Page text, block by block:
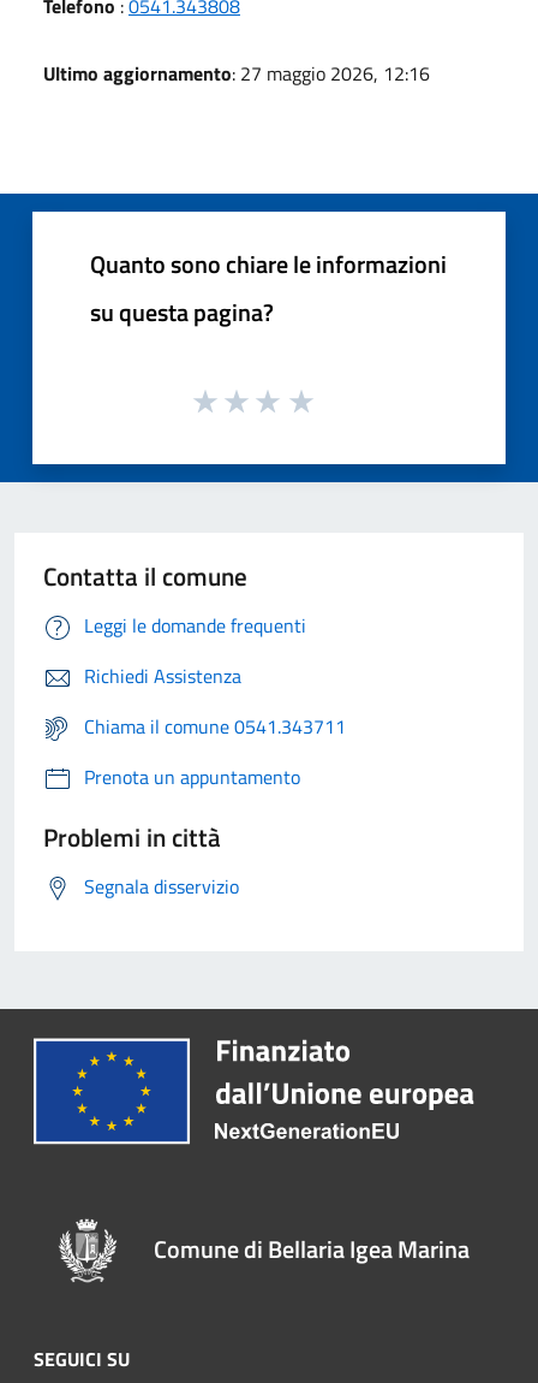
Ultimo aggiornamento: 27 maggio 2026, 12:16
Quanto sono chiare le informazioni
su questa pagina?
Contatta il comune
Leggi le domande frequenti
Richiedi Assistenza
Chiama il comune 0541.343711
Prenota un appuntamento
Problemi in città
Segnala disservizio
Comune di Bellaria Igea Marina
SEGUICI SU